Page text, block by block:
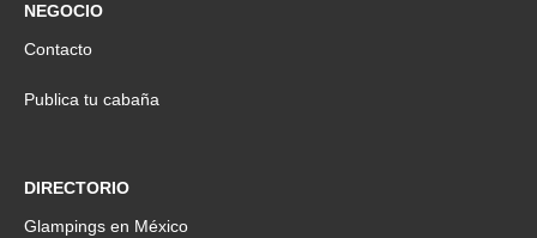
NEGOCIO
Contacto
Publica tu cabaña
DIRECTORIO
Glampings en México